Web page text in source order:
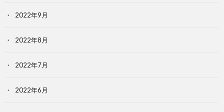
2022年9月
2022年8月
2022年7月
2022年6月